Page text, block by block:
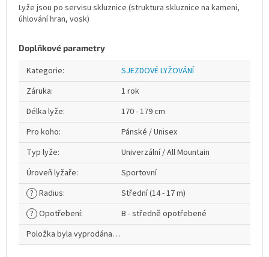
Lyže jsou po servisu skluznice (struktura skluznice na kameni,
úhlování hran, vosk)
Doplňkové parametry
Kategorie:
SJEZDOVÉ LYŽOVÁNÍ
Záruka:
1 rok
Délka lyže:
170 - 179 cm
Pro koho:
Pánské / Unisex
Typ lyže:
Univerzální / All Mountain
Úroveň lyžaře:
Sportovní
? Radius:
Střední (14 - 17 m)
? Opotřebení:
B - středně opotřebené
Položka byla vyprodána…